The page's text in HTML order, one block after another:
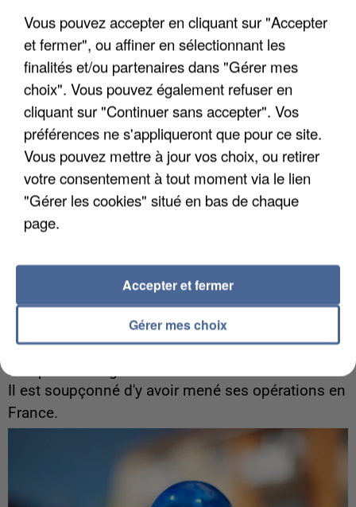
boue en Haute-Savoie
Son corps a été retrouvé à cinq kilomètres de là.
interpellé en Algérie
Il est soupçonné d'y avoir mené ses opérations en
France.
Vous pouvez accepter en cliquant sur "Accepter
et fermer", ou affiner en sélectionnant les
finalités et/ou partenaires dans "Gérer mes
choix". Vous pouvez également refuser en
cliquant sur "Continuer sans accepter". Vos
préférences ne s'appliqueront que pour ce site.
Vous pouvez mettre à jour vos choix, ou retirer
votre consentement à tout moment via le lien
"Gérer les cookies" situé en bas de chaque
page.
Gérer mes choix
Accepter et fermer